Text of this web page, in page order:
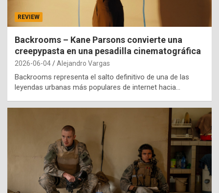
REVIEW
Backrooms – Kane Parsons convierte una
creepypasta en una pesadilla cinematográfica
2026-06-04 Alejandro Vargas
Backrooms representa el salto definitivo de una de las
leyendas urbanas más populares de internet hacia…